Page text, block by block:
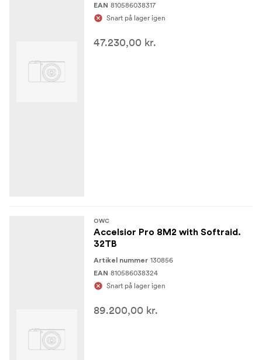
EAN 810586038317
Snart på lager igen
47.230,00 kr.
OWC
Accelsior Pro 8M2 with Softraid.
32TB
Artikel nummer 130856
EAN 810586038324
Snart på lager igen
89.200,00 kr.